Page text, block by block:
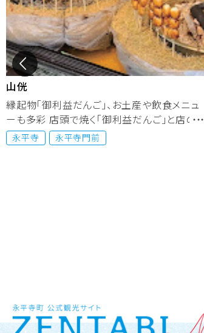
山侊
縁起物「御利益だんご」、お土産や飲食メニュ
ーも多彩 店頭で焼く「御利益だんご」と店の裏
に...
永平寺 永平寺門前
